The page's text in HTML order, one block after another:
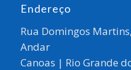
Endereço
Rua Domingos
Andar
Canoas | Rio Grande